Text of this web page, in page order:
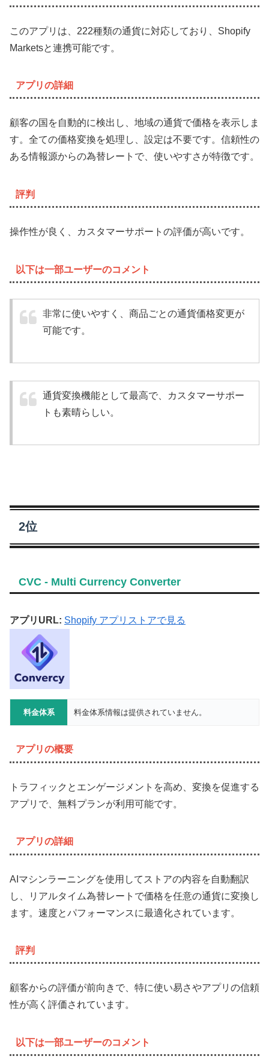
このアプリは、222種類の通貨に対応しており、Shopify
Marketsと連携可能です。
アプリの詳細
顧客の国を自動的に検出し、地域の通貨で価格を表示しま
す。全ての価格変換を処理し、設定は不要です。信頼性の
ある情報源からの為替レートで、使いやすさが特徴です。
評判
操作性が良く、カスタマーサポートの評価が高いです。
以下は一部ユーザーのコメント
非常に使いやすく、商品ごとの通貨価格変更が
可能です。
通貨変換機能として最高で、カスタマーサポー
トも素晴らしい。
2位
CVC ‑ Multi Currency Converter
アプリURL: Shopify アプリストアで見る
料金体系 料金体系情報は提供されていません。
アプリの概要
トラフィックとエンゲージメントを高め、変換を促進する
アプリで、無料プランが利用可能です。
アプリの詳細
AIマシンラーニングを使用してストアの内容を自動翻訳
し、リアルタイム為替レートで価格を任意の通貨に変換し
ます。速度とパフォーマンスに最適化されています。
評判
顧客からの評価が前向きで、特に使い易さやアプリの信頼
性が高く評価されています。
以下は一部ユーザーのコメント